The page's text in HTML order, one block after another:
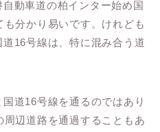
動車道の柏インター始め国
分かり易いです。けれども
16号線は、特に混み合う道
道16号線を通るのではあり
辺道路を通過することもあ